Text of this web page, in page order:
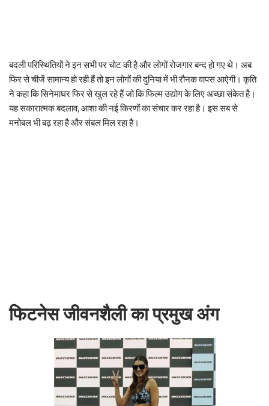
बदली परिस्थितियों ने इन सभी पर चोट की है और लोगों रोजगार बन्द हो गए थे। अब
फिर से चीजें सामान्य हो रही हैं तो इन लोगों की दुनिया में भी रौनक वापस आऐगी। कृति
ने कहा कि सिनेमाघर फिर से खुल रहे हैं जो कि फिल्म उद्योग के लिए अच्छा संकेत है।
यह सकारात्मक बदलाव, आशा की नई किरणों का संचार कर रहा है। इस सब से
मनोबल भी बढ़ रहा है और संबल मिल रहा है।
फिटनेस जीवनशैली का प्रमुख अंग